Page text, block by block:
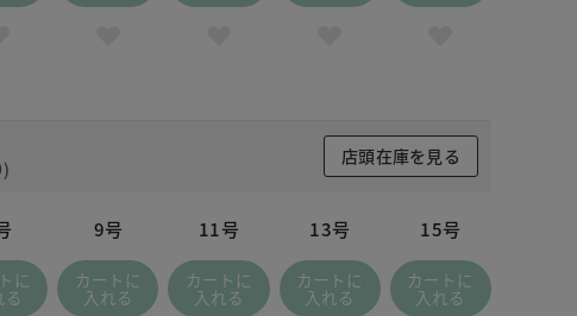
)
店頭在庫を見る
に
る
9号
カートに
入れる
11号
カートに
入れる
13号
カートに
入れる
15号
カートに
入れる